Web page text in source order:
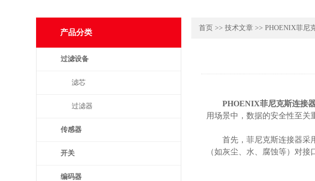
产品分类
过滤设备
滤芯
过滤器
传感器
开关
编码器
首页 >> 技术文章 >> PHOENIX菲尼
PHOENIX菲尼克斯连接
用场景中，数据的安全性至关
首先，菲尼克斯连接器采用
（如灰尘、水、腐蚀等）对